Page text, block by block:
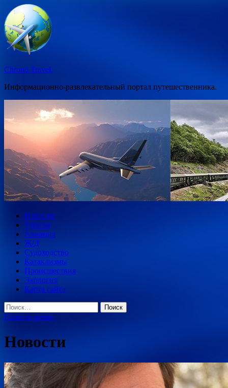
Перейти
к
содержимому
Chrono Travel.
Информационно-развлекательный портал путешественника.
Новости
Туризм
Авиация
Ж/Д
Судоходство
Катаклизмы
Происшествия
Экология
Карта сайта
Найти:
Главное меню
Новости